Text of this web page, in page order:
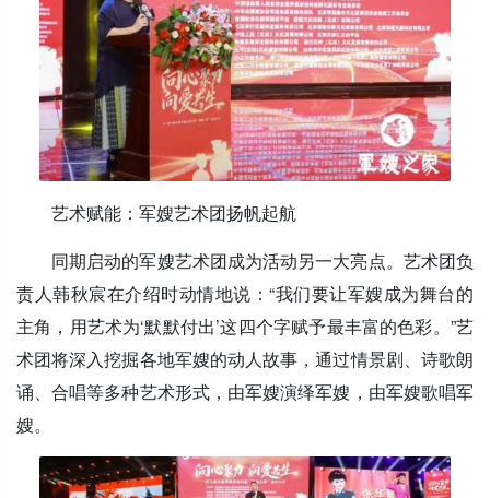
艺术赋能：军嫂艺术团扬帆起航
同期启动的军嫂艺术团成为活动另一大亮点。艺术团负
责人韩秋宸在介绍时动情地说：“我们要让军嫂成为舞台的
主角，用艺术为‘默默付出’这四个字赋予最丰富的色彩。”艺
术团将深入挖掘各地军嫂的动人故事，通过情景剧、诗歌朗
诵、合唱等多种艺术形式，由军嫂演绎军嫂，由军嫂歌唱军
嫂。